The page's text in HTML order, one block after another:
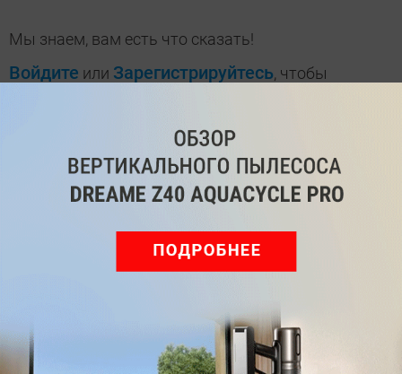
Мы знаем, вам есть что сказать!
Войдите или Зарегистрируйтесь, чтобы
Рекомендуем